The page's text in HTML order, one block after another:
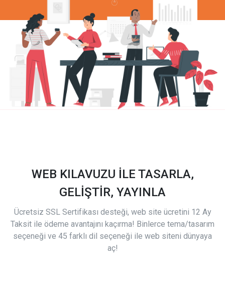
WEB KILAVUZU İLE TASARLA,
GELİŞTİR, YAYINLA
Ücretsiz SSL Sertifikası desteği, web site ücretini 12 Ay
Taksit ile ödeme avantajını kaçırma! Binlerce tema/tasarım
seçeneği ve 45 farklı dil seçeneği ile web siteni dünyaya
aç!